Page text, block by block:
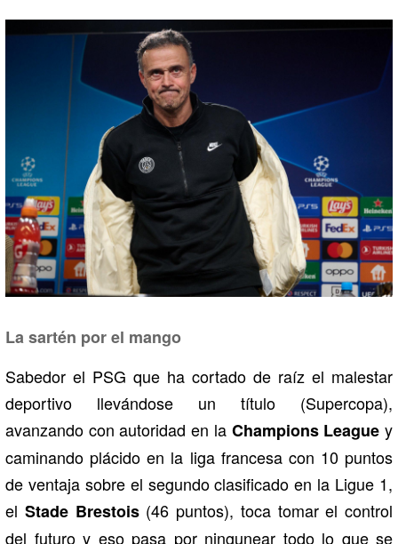
La sartén por el mango
Sabedor el PSG que ha cortado de raíz el malestar
deportivo llevándose un título (Supercopa),
avanzando con autoridad en la Champions Leaguey
caminando plácido en la liga francesa con 10 puntos
de ventaja sobre el segundo clasificado en la Ligue 1,
el Stade Brestois (46 puntos), toca tomar el control
del futuro y eso pasa por ningunear todo lo que se